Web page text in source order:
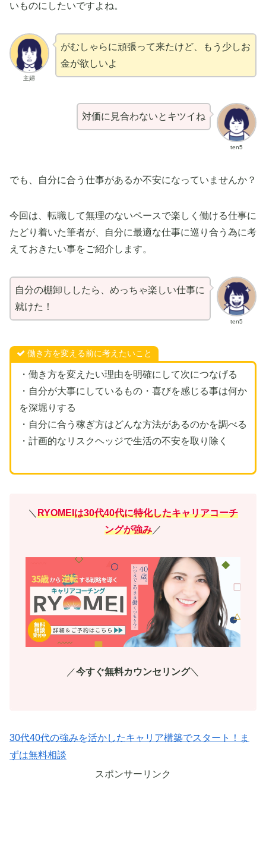
いものにしたいですよね。
主婦
がむしゃらに頑張って来たけど、もう少しお
金が欲しいよ
ten5
対価に見合わないとキツイね
でも、自分に合う仕事があるか不安になっていませんか？
今回は、転職して無理のないペースで楽しく働ける仕事に
たどり着いた筆者が、自分に最適な仕事に巡り合う為に考
えておきたい事をご紹介します。
ten5
自分の棚卸ししたら、めっちゃ楽しい仕事に
就けた！
働き方を変える前に考えたいこと
・働き方を変えたい理由を明確にして次につなげる
・自分が大事にしているもの・喜びを感じる事は何か
を深堀りする
・自分に合う稼ぎ方はどんな方法があるのかを調べる
・計画的なリスクヘッジで生活の不安を取り除く
＼ RYOMEIは30代40代に特化したキャリアコーチ
ングが強み ／
／今すぐ無料カウンセリング＼
30代40代の強みを活かしたキャリア構築でスタート！ま
ずは無料相談
スポンサーリンク